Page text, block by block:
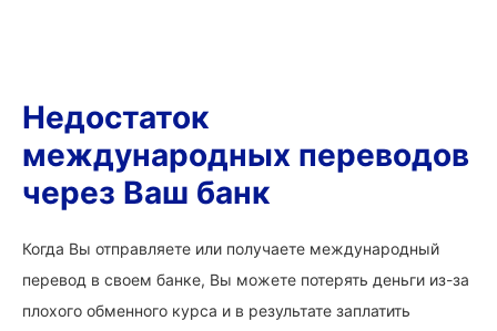
Недостаток
международных переводов
через Ваш банк
Когда Вы отправляете или получаете международный
перевод в своем банке, Вы можете потерять деньги из-за
плохого обменного курса и в результате заплатить